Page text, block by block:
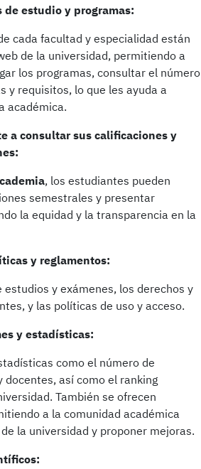
estudio y programas:
cada facultad y especialidad están
de la universidad, permitiendo a
los programas, consultar el número
y requisitos, lo que les ayuda a
académica.
a consultar sus calificaciones y
, los estudiantes pueden
semestrales y presentar
la equidad y la transparencia en la
y reglamentos:
y exámenes, los derechos y
y las políticas de uso y acceso.
y estadísticas:
como el número de
así como el ranking
También se ofrecen
a la comunidad académica
la universidad y proponer mejoras.